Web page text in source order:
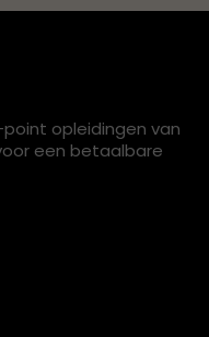
opleidingen van
een betaalbare